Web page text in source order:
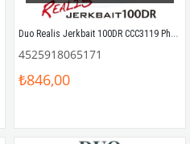
Duo Realis Jerkbait 100DR CCC3119 Phantom Shad
4525918065171
₺846,00